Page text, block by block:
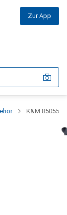
Zur App
K&M 85055